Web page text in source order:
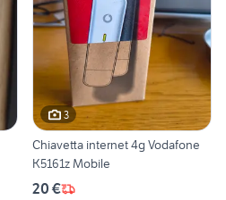
3
Chiavetta internet 4g Vodafone
K5161z Mobile
20 €